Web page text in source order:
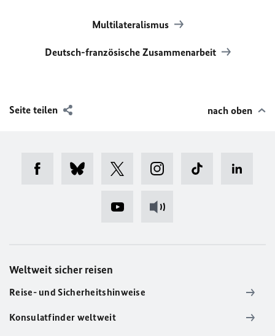
Multilateralismus
Deutsch-französische Zusammenarbeit
Seite teilen nach oben
Weltweit sicher reisen
Reise- und Sicherheitshinweise
Konsulatfinder weltweit